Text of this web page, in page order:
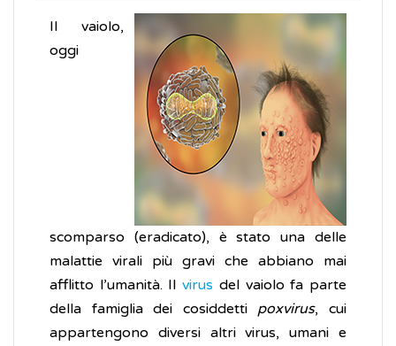
Il vaiolo,
oggi
scomparso (eradicato), è stato una delle
malattie virali più gravi che abbiano mai
afflitto l’umanità. Ilvirus del vaiolo fa parte
della famiglia dei cosiddetti poxvirus, cui
appartengono diversi altri virus, umani e